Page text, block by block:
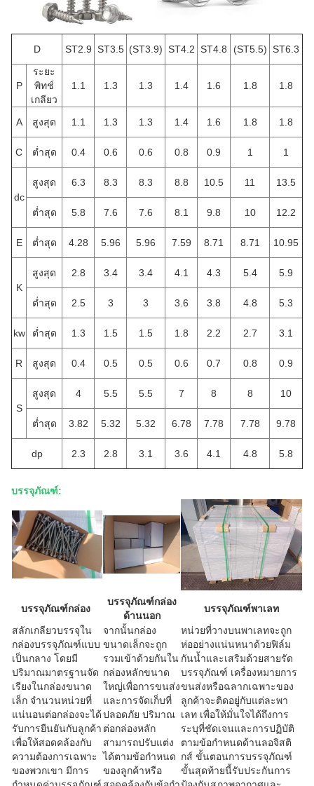
D ST2.9 ST3.5 (ST3.9) ST4.2 ST4.8 (ST5.5) ST6.3
P
ระยะ
พิทช์
เกลียว
1.1 1.3 1.3 1.4 1.6 1.8 1.8
A สูงสุด 1.1 1.3 1.3 1.4 1.6 1.8 1.8
C ต่ำสุด 0.4 0.6 0.6 0.8 0.9 1 1
dc
สูงสุด 6.3 8.3 8.3 8.8 10.5 11 13.5
ต่ำสุด 5.8 7.6 7.6 8.1 9.8 10 12.2
E ต่ำสุด 4.28 5.96 5.96 7.59 8.71 8.71 10.95
K
สูงสุด 2.8 3.4 3.4 4.1 4.3 5.4 5.9
ต่ำสุด 2.5 3 3 3.6 3.8 4.8 5.3
kw ต่ำสุด 1.3 1.5 1.5 1.8 2.2 2.7 3.1
R สูงสุด 0.4 0.5 0.5 0.6 0.7 0.8 0.9
S
สูงสุด 4 5.5 5.5 7 8 8 10
ต่ำสุด 3.82 5.32 5.32 6.78 7.78 7.78 9.78
dp 2.3 2.8 3.1 3.6 4.1 4.8 5.8
บรรจุภัณฑ์:
บรรจุภัณฑ์กล่อง
บรรจุภัณฑ์กล่อง
ด้านนอก
บรรจุภัณฑ์พาเลท
สลักเกลียวบรรจุใน
กล่องบรรจุภัณฑ์แบบ
เป็นกลาง โดยมี
ปริมาณมาตรฐานจัด
เรียงในกล่องขนาด
เล็ก จำนวนหน่วยที่
แน่นอนต่อกล่องจะได้
รับการยืนยันกับลูกค้า
เพื่อให้สอดคล้องกับ
ความต้องการเฉพาะ
ของพวกเขา มีการ
จากนั้นกล่อง
ขนาดเล็กจะถูก
รวมเข้าด้วยกันใน
กล่องหลักขนาด
ใหญ่เพื่อการขนส่ง
และการจัดเก็บที่
ปลอดภัย ปริมาณ
ต่อกล่องหลัก
สามารถปรับแต่ง
ได้ตามข้อกำหนด
ของลูกค้าหรือ
หน่วยที่วางบนพาเลทจะถูก
ห่ออย่างแน่นหนาด้วยฟิล์ม
กันน้ำและเสริมด้วยสายรัด
บรรจุภัณฑ์ เครื่องหมายการ
ขนส่งหรือฉลากเฉพาะของ
ลูกค้าจะติดอยู่กับแต่ละพา
เลท เพื่อให้มั่นใจได้ถึงการ
ระบุที่ชัดเจนและการปฏิบัติ
ตามข้อกำหนดด้านลอจิสติ
กส์ ขั้นตอนการบรรจุภัณฑ์
ขั้นสุดท้ายนี้รับประกันการ